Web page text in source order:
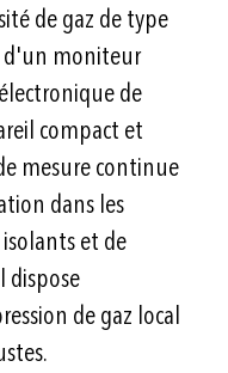
de gaz de type
d'un moniteur
de
compact et
mesure continue
dans les
et de
dispose
de gaz local